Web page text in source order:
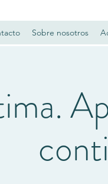
Sobre nosotros